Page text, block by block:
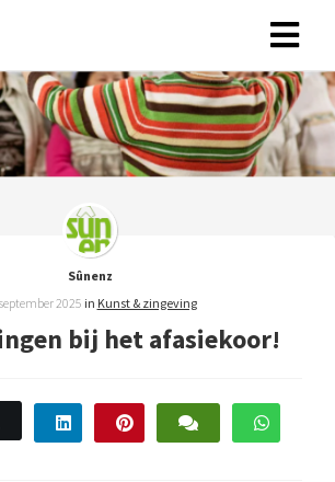
Sûnenz
2025 in Kunst & zingeving
bij het afasiekoor!